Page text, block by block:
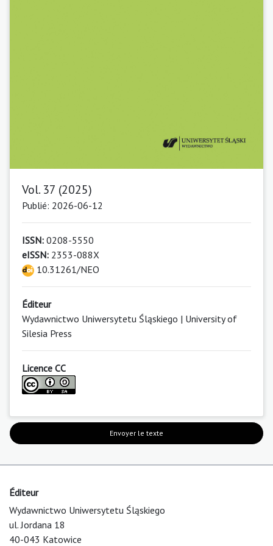
Vol. 37 (2025)
Publié: 2026-06-12
ISSN: 0208-5550
eISSN: 2353-088X
10.31261/NEO
Éditeur
Wydawnictwo Uniwersytetu Śląskiego | University of
Silesia Press
Licence CC
Envoyer le texte
Éditeur
Wydawnictwo Uniwersytetu Śląskiego
ul. Jordana 18
40-043 Katowice